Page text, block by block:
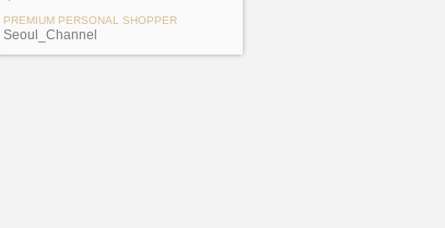
PREMIUM PERSONAL SHOPPER
Seoul_Channel